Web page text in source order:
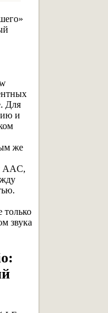
Для
и
же
AAC,
только
звука